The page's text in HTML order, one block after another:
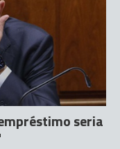
seria